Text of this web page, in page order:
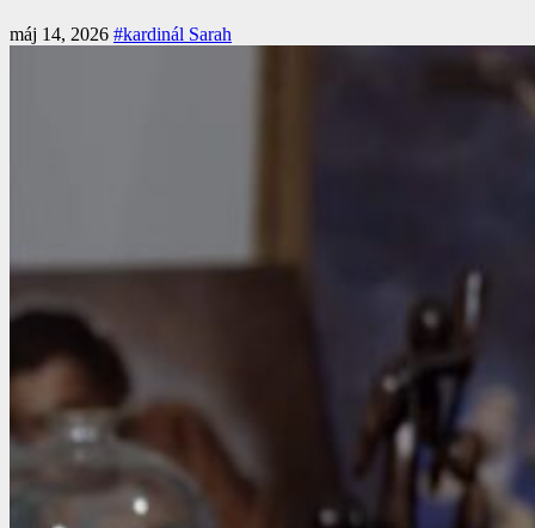
máj 14, 2026 #kardinál Sarah